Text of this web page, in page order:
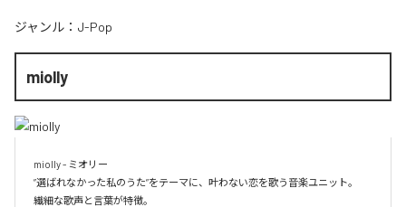
ジャンル： J-Pop
miolly
miolly - ミオリー
”選ばれなかった私のうた”をテーマに、叶わない恋を歌う音楽ユニット。